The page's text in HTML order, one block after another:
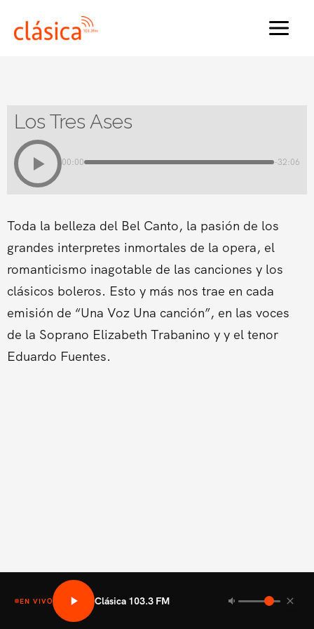
Los Tres Ases
00:00 -32:06
Toda la belleza del Bel Canto, la pasión de los
grandes interpretes inmortales de la opera, el
romanticismo inagotable de las canciones y los
clásicos boleros. Esto y más nos trae en cada
emisión de “Una Voz Una canción”, en las voces
de la Soprano Elizabeth Trabanino y y el tenor
Eduardo Fuentes.
EN VIVO Clásica 103.3 FM